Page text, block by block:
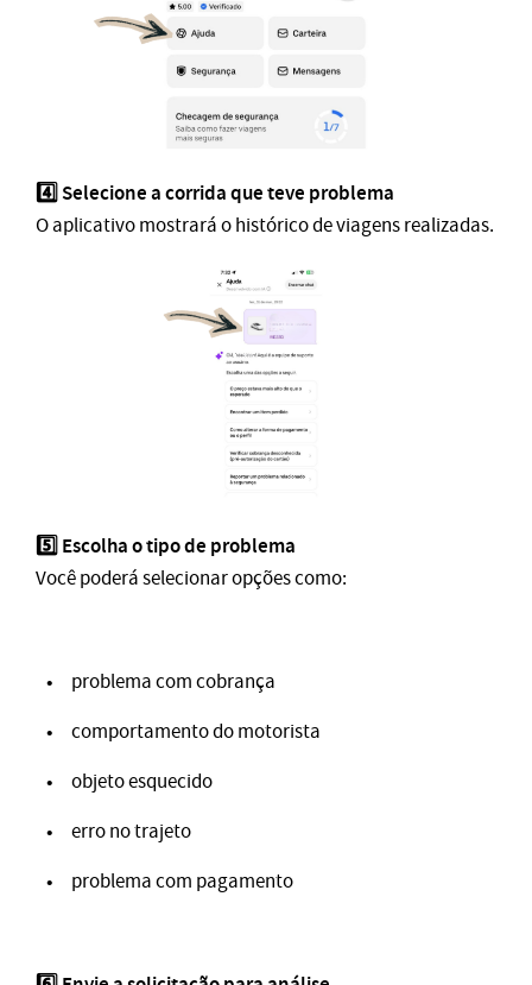
4️⃣ Selecione a corrida que teve problema
O aplicativo mostrará o histórico de viagens realizadas.
5️⃣ Escolha o tipo de problema
Você poderá selecionar opções como:
problema com cobrança
comportamento do motorista
objeto esquecido
erro no trajeto
problema com pagamento